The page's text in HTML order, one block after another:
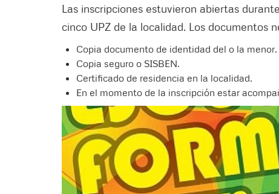
Las inscripciones estuvieron abiertas
cinco UPZ de la localidad. Los documentos
Copia documento de identidad del o la menor.
Copia seguro o SISBEN.
Certificado de residencia en la localidad.
En el momento de la inscripción estar